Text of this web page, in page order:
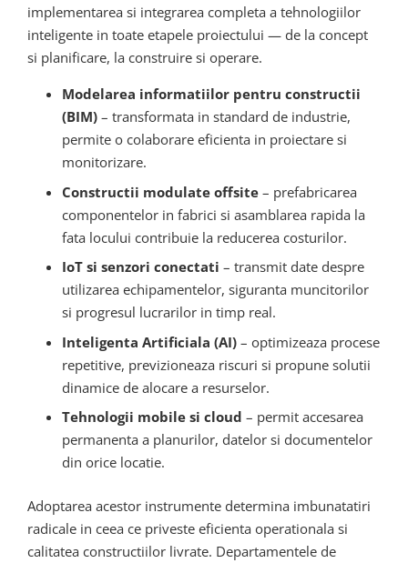
implementarea si integrarea completa a tehnologiilor
inteligente in toate etapele proiectului — de la concept
si planificare, la construire si operare.
Modelarea informatiilor pentru constructii
(BIM)– transformata in standard de industrie,
permite o colaborare eficienta in proiectare si
monitorizare.
Constructii modulate offsite– prefabricarea
componentelor in fabrici si asamblarea rapida la
fata locului contribuie la reducerea costurilor.
IoT si senzori conectati – transmit date despre
utilizarea echipamentelor, siguranta muncitorilor
si progresul lucrarilor in timp real.
Inteligenta Artificiala (AI)– optimizeaza procese
repetitive, previzioneaza riscuri si propune solutii
dinamice de alocare a resurselor.
Tehnologii mobile si cloud – permit accesarea
permanenta a planurilor, datelor si documentelor
din orice locatie.
Adoptarea acestor instrumente determina imbunatatiri
radicale in ceea ce priveste eficienta operationala si
calitatea constructiilor livrate. Departamentele de